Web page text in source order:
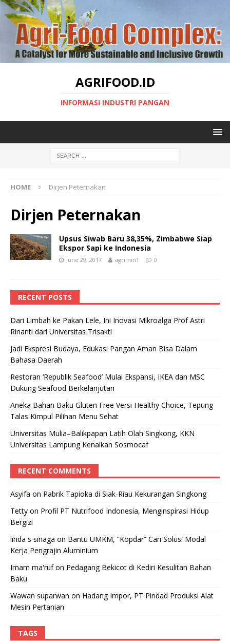
AGRIFOOD.ID
INFORMASI INDUSTRI PANGAN
HOME Dirjen Peternakan
Dirjen Peternakan
Upsus Siwab Baru 38,35%, Zimbabwe Siap
Ekspor Sapi ke Indonesia
June 29, 2017 agrimin1 0
RECENT POSTS
Dari Limbah ke Pakan Lele, Ini Inovasi Mikroalga Prof Astri
Rinanti dari Universitas Trisakti
Jadi Ekspresi Budaya, Edukasi Pangan Aman Bisa Dalam
Bahasa Daerah
Restoran ‘Republik Seafood’ Mulai Ekspansi, IKEA dan MSC
Dukung Seafood Berkelanjutan
Aneka Bahan Baku Gluten Free Versi Healthy Choice, Tepung
Talas Kimpul Pilihan Menu Sehat
Universitas Mulia–Balikpapan Latih Olah Singkong, KKN
Universitas Lampung Kenalkan Sosmocaf
RECENT COMMENTS
Asyifa on Pabrik Tapioka di Siak-Riau Kekurangan Singkong
Tetty on Profil PT Nutrifood Indonesia, Menginspirasi Hidup
Bergizi
linda s sinaga on Bantu UMKM, “Kopdar” Cari Solusi Modal
Kerja Pengrajin Aluminium
Imam ma'rufon Pedagang Bekicot di Kediri Kesulitan Bahan
Baku
Wawan suparwan on Hadang Impor, PT Pindad Produksi Alat
Mesin Pertanian
TAGS